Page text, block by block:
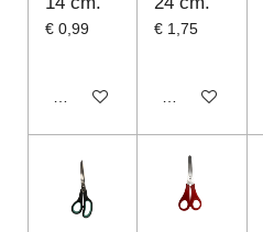
€ 0,99
In winkelwagen
€ 1,75
In winkelwagen